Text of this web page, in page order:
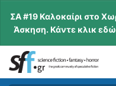
ΣΑ #19 Καλοκαίρι στο
Άσκηση. Κάντε κλικ εδώ